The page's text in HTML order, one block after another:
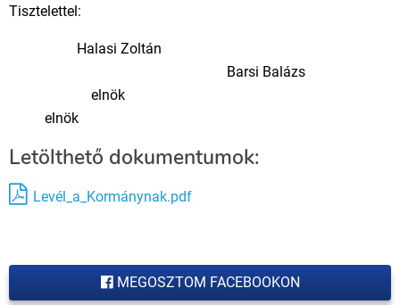
Tisztelettel:
Halasi Zoltán
Barsi Balázs
elnök
elnök
Letölthető dokumentumok:
Levél_a_Kormánynak.pdf
MEGOSZTOM FACEBOOKON